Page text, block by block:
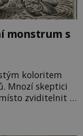
monstrum s
koloritem
Mnozí skeptici
zviditelnit a